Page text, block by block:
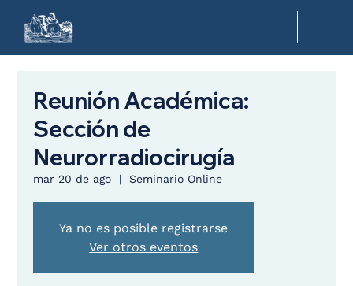
Reunión Académica:
Sección de
Neurorradiocirugía
mar 20 de ago
  |
Seminario Online
Ya no es posible registrarse
Ver otros eventos